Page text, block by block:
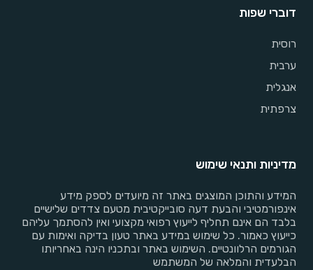
דוברי שפות
רוסית
ערבית
אנגלית
צרפתית
מדיניות ותנאי שימוש
המידע והתוכן המוצגים באתר זה מיועדים לספק מידע
אינפורמטיבי והבעת דעה סובייקטיבית מטעם צדדים שלישיים
בלבד הם אינם תחליף לייעוץ רפואי מקצועי ואין להסתמך עליהם
כייעוץ כאמור. כל שימוש במידע באתר טעון בדיקה ואימות עם
הגורמים הרלוונטיים. השימוש באתר ובתכניו הינה באחריותו
הבלעדית והמלאה של המשתמש